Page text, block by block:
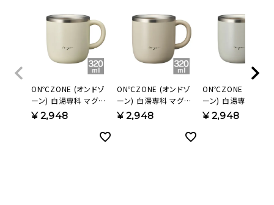
ON℃ZONE (オンドゾ
ーン) 白湯専科 マグカ
ップ 320ml アイボリー
OZSM320IV【HO】
¥2,948
ON℃ZONE (オンドゾ
ーン) 白湯専科 マグカ
ップ 320ml ピンクベー
¥2,948
ON℃ZONE (オンド
ーン) 白湯専科 マグ
ップ 320ml グレー
OZSM320GY【HO】
¥2,948